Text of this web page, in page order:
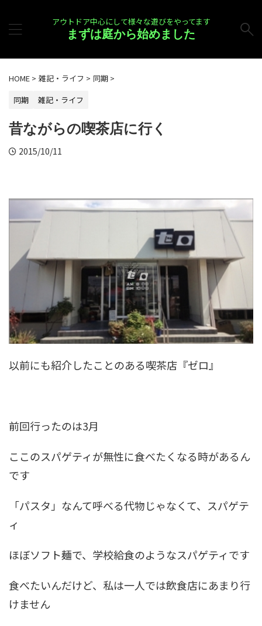
アウトドア中心にして様々な遊びをやってます
まずは庭から始めました
HOME > 雑記・ライフ > 同期 >
同期
雑記・ライフ
昔ながらの喫茶店に行く
2015/10/11
以前にも紹介したことのある喫茶店『ゼロ』
前回行ったのは3月
ここのスパゲティが無性に食べたくなる時があるん
です
「パスタ」なんて呼べる代物じゃなくて、スパゲテ
ィ
ほぼソフト麺で、学校給食のようなスパゲティです
食べたいんだけど、私は一人では飲食店にあまり行
けません